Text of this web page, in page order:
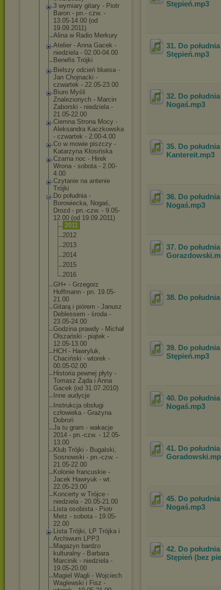
3 wymiary gitary - Piotr
Baron - pn.- czw. -
13.05-14.00 (od
19.09.2011)
Alina w Radio Merkury
Atelier - Anna Gacek -
niedziela - 02.00-04.00
Benefis Trójki
Bielszy odcień bluesa -
Jan Chojnacki -
czwartek - 22.05-23.00
Biuro Myśli
Znalezionych - Marcin
Zaborski - niedziela -
21.05-22.00
Ciemna Strona Mocy -
Aleksandra Kaczkowska
- czwartek - 2.00-4.00
Co w mowie piszczy -
Katarzyna Kłosińska
Czarna noc - Hirek
Wrona - sobota - 2.00-
4.00
Czytanie na antenie
Trójki
Do południa -
Borowiecka, Nogaś,
Drozd - pn.-czw. - 9.05-
12.00 (od 19.09.2011)
2011
2012
2013
2014
2015
2016
GH+ - Grzegorz
Hoffmann - pn. 19.05-
21.00
Gitarą i piórem - Janusz
Deblessem - środa -
23.05-24.00
Godzina prawdy - Michał
Olszański - piątek -
12.05-13.00
HCH - Hawryluk,
Chaciński - wtorek -
00.05-02.00
Historia pewnej płyty -
Tomasz Żąda i Anna
Gacek (od 31.07.2010)
Inne audycje
Instrukcja obsługi
człowieka - Grażyna
Dobroń
Ja tu gram - wakacje
2014 - pn.-czw. - 12.05-
13.00
Klub Trójki - Bugalski,
Sosnowski - pn.-czw. -
21.05-22.00
Kolonie francuskie -
Jacek Hawryuk - wt.
22.05-23.00
Koncerty w Trójce -
niedziela - 20.05-21.00
Lista osobista - Piotr
Metz - sobota - 19.05-
22.00
Lista Trójki, LP Trójka i
Archiwum LPP3
Magazyn bardzo
kulturalny - Barbara
Marcinik - niedziela -
19.05-20.00
Magiel Wagli - Wojciech
Waglewski i Fisz -
Stępień.mp3
31. Do
Stępień.mp3
32. Do
Nogaś.mp3
35. Do
Kantereit.mp3
36. Do
Nogaś.mp3
37. Do
Gorazdowski
38. Do
39. Do
Stępień.mp3
40. Do
Nogaś.mp3
41. Do
Goradowski
45. Do
Nogaś.mp3
42. Do
Stępień (bez